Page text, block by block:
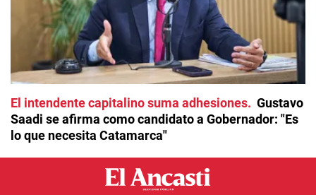
El intendente capitalino suma adhesiones
Gustavo
Saadi se afirma como candidato a Gobernador: "Es
lo que necesita Catamarca"